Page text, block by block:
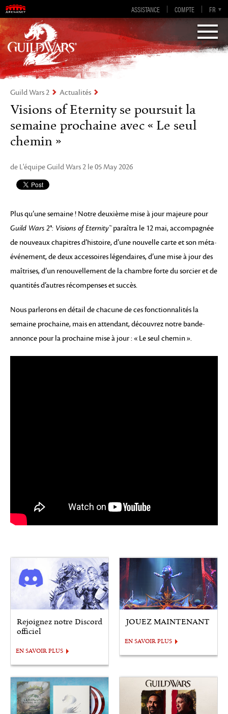
ASSISTANCE COMPTE FR
EN
DE
ES
EN-GB
Visions of Eternity
Guild Wars 2
Guild Wars 2 Actualités
Visions of Eternity se poursuit la
semaine prochaine avec « Le seul
chemin »
de L'équipe Guild Wars 2 le 05 May 2026
Plus qu’une semaine ! Notre deuxième mise à jour majeure pour
Guild Wars 2®: Visions of Eternity™paraîtra le 12 mai, accompagnée
de nouveaux chapitres d’histoire, d’une nouvelle carte et son méta-
événement, de deux accessoires légendaires, d’une mise à jour des
maîtrises, d’un renouvellement de la chambre forte du sorcier et de
quantités d’autres récompenses et succès.
Nous parlerons en détail de chacune de ces fonctionnalités la
semaine prochaine, mais en attendant, découvrez notre bande-
annonce pour la prochaine mise à jour : « Le seul chemin ».
Rejoignez notre Discord
officiel
EN SAVOIR PLUS
JOUEZ MAINTENANT
EN SAVOIR PLUS